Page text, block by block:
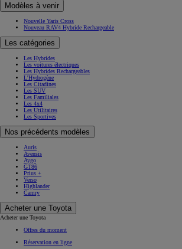
Modèles à venir
Nouvelle Yaris Cross
Nouveau RAV4 Hybride Rechargeable
Les catégories
Les Hybrides
Les voitures électriques
Les Hybrides Rechargeables
L'Hydrogène
Les Citadines
Les SUV
Les Familiales
Les 4x4
Les Utilitaires
Les Sportives
Nos précédents modèles
Auris
Avensis
Aygo
GT86
Prius +
Verso
Highlander
Camry
Acheter une Toyota
Acheter une Toyota
Offres du moment
Réservation en ligne